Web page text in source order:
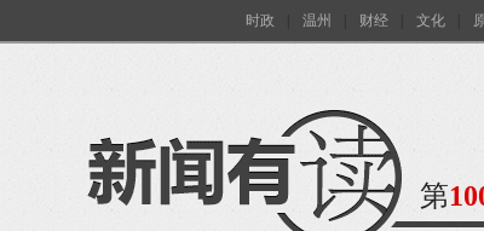
时政 温州 财经 文化
第